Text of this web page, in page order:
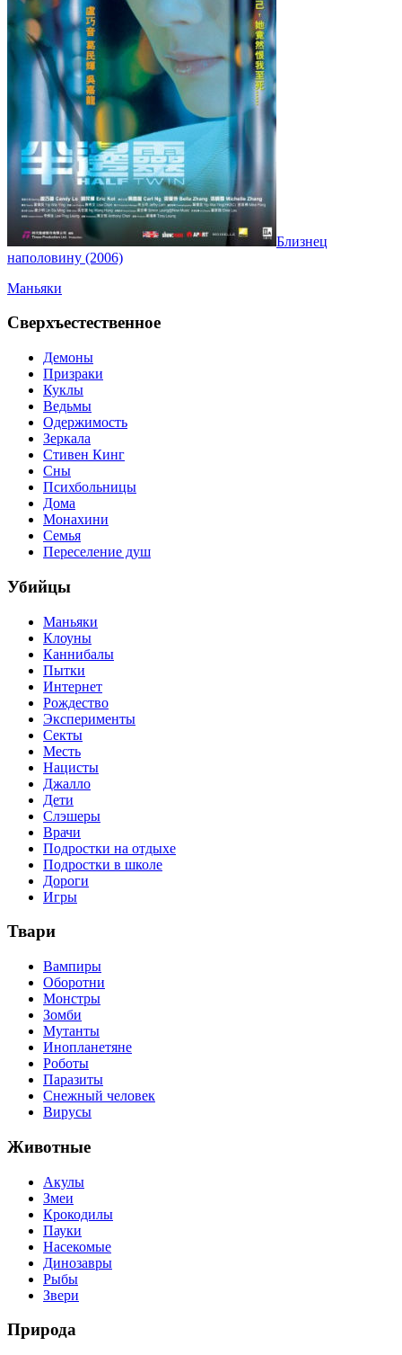
Близнец
наполовину (2006)
Маньяки
Сверхъестественное
Демоны
Призраки
Куклы
Ведьмы
Одержимость
Зеркала
Стивен Кинг
Сны
Психбольницы
Дома
Монахини
Семья
Переселение душ
Убийцы
Маньяки
Клоуны
Каннибалы
Пытки
Интернет
Рождество
Эксперименты
Секты
Месть
Нацисты
Джалло
Дети
Слэшеры
Врачи
Подростки на отдыхе
Подростки в школе
Дороги
Игры
Твари
Вампиры
Оборотни
Монстры
Зомби
Мутанты
Инопланетяне
Роботы
Паразиты
Снежный человек
Вирусы
Животные
Акулы
Змеи
Крокодилы
Пауки
Насекомые
Динозавры
Рыбы
Звери
Природа